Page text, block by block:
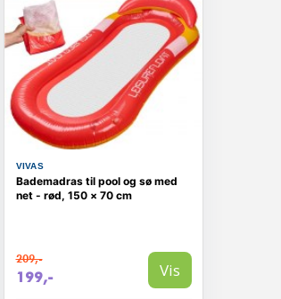
VIVAS
Bademadras til pool og sø med
net - rød, 150 × 70 cm
209,-
199,- Vis